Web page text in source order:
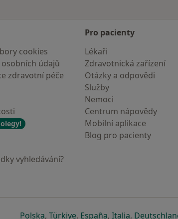
cookies
údajů
zdravotní péče
vyhledávání?
Pro pacienty
Lékaři
Zdravotnická zařízení
Otázky a odpovědi
Služby
Nemoci
Centrum nápovědy
Mobilní aplikace
Blog pro pacienty
Polskase otevře v nové záložce
, Türkiyese otevře v nové záložce
, Españase otevře v nové
, Italiase otevře v
,